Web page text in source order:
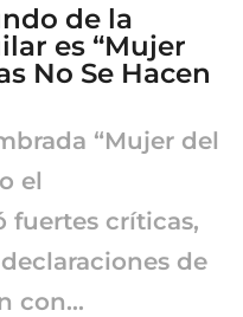
de la
es “Mujer
No Se Hacen
“Mujer del
el
fuertes críticas,
de
con...